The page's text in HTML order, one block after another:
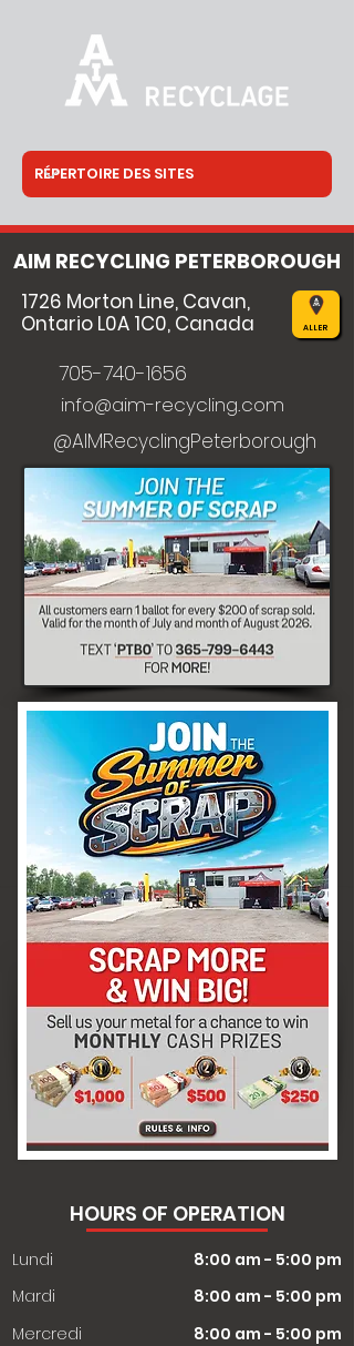
AIM RECYCLING PETERBOROUGH
1726 Morton Line, Cavan,
Ontario L0A 1C0, Canada
ALLER
705-740-1656
info@aim-recycling.com
@AIMRecyclingPeterborough
HOURS OF OPERATION
Lundi
8:00 am - 5:00 pm
Mardi
8:00 am - 5:00 pm
Mercredi
8:00 am - 5:00 pm